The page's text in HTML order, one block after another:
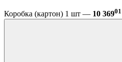
Коробка (картон) 1 шт — 10 36901